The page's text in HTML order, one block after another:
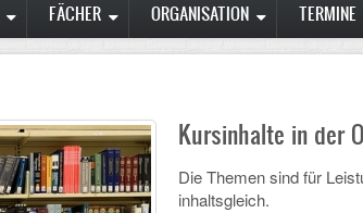
FÄCHER ORGANISATION TERMINE
Kursinhalte in der
Die Themen sind für
inhaltsgleich.